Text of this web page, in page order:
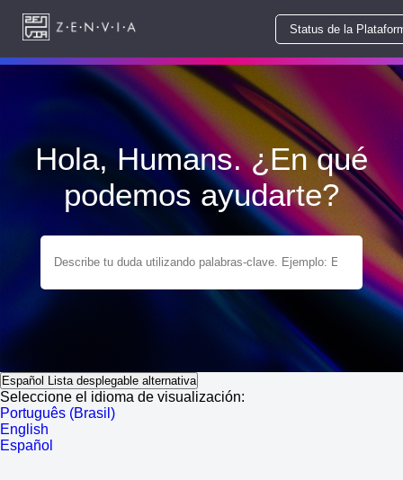
Status de la
Hola, Humans. ¿En qué
podemos ayudarte?
Español Lista desplegable alternativa
Seleccione el idioma de visualización:
Português (Brasil)
English
Español